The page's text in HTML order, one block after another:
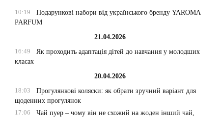
10:19
Подарункові набори від українського бренду YAROMA
PARFUM
21.04.2026
16:49
Як проходить адаптація дітей до навчання у молодших
класах
20.04.2026
18:03
Прогулянкові коляски: як обрати зручний варіант для
щоденних прогулянок
17:06
Чай пуер – чому він не схожий на жоден інший чай,